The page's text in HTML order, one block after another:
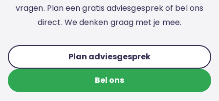
vragen. Plan een gratis adviesgesprek of bel ons
direct. We denken graag met je mee.
Plan adviesgesprek
Bel ons